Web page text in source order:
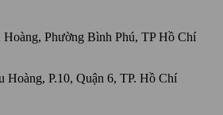
Phường Bình Phú, TP Hồ Chí
Hoàng, P.10, Quận 6, TP. Hồ Chí